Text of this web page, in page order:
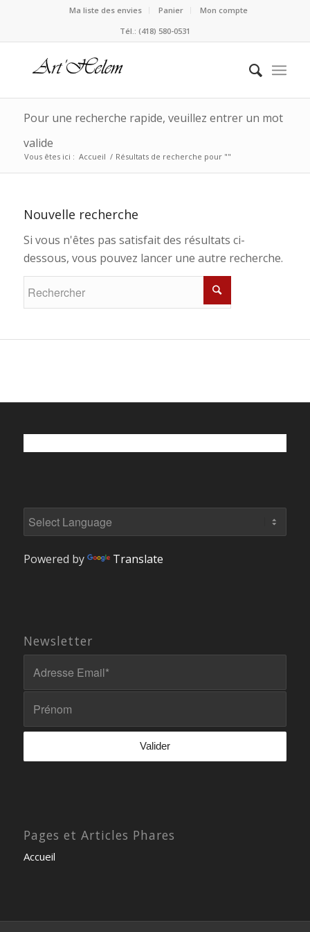
Ma liste des envies Panier
Mon compte
Tél.: (418) 580-0531
Pour une recherche rapide, veuillez entrer un mot
valide
Vous êtes ici : Accueil / Résultats de recherche pour ""
Nouvelle recherche
Si vous n'êtes pas satisfait des résultats ci-
dessous, vous pouvez lancer une autre recherche.
Powered by Translate
Newsletter
Pages et Articles Phares
Accueil